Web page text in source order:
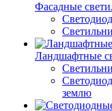
Фасадные
Ландшафтные
землю